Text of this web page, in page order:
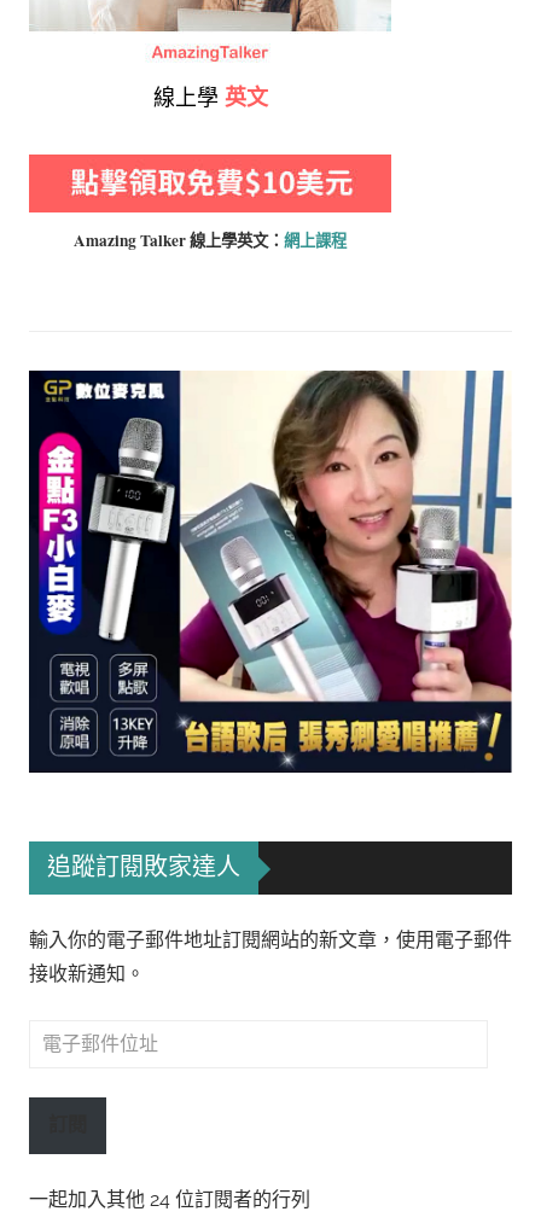
線上學 英文
Amazing Talker 線上學英文： 網上課程
追蹤訂閱敗家達人
輸入你的電子郵件地址訂閱網站的新文章，使用電子郵件
接收新通知。
電
郵
址
一起加入其他 24 位訂閱者的行列